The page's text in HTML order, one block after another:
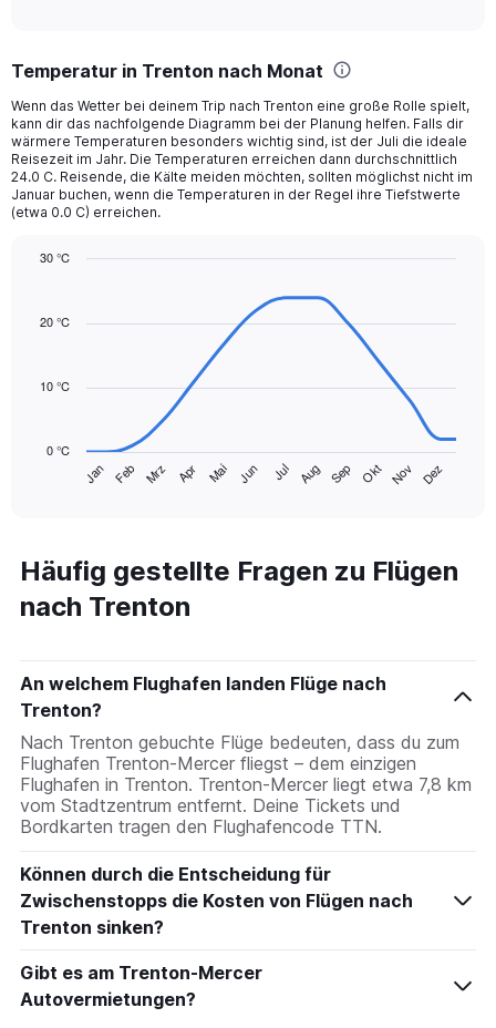
Range:
categories.
The
chart
has
1
Y
displaying
Temperatur in Trenton nach Monat
Wenn das Wetter bei deinem Trip nach Trenton eine große Rolle spielt,
kann dir das nachfolgende Diagramm bei der Planung helfen. Falls dir
wärmere Temperaturen besonders wichtig sind, ist der Juli die ideale
Reisezeit im Jahr. Die Temperaturen erreichen dann durchschnittlich
24.0 C. Reisende, die Kälte meiden möchten, sollten möglichst nicht im
Januar buchen, wenn die Temperaturen in der Regel ihre Tiefstwerte
(etwa 0.0 C) erreichen.
with
has
categories.
Range:
14
chart
has
1
axis
displaying
values.
Range:
0
to
30.
Jan Feb Mrz Apr Mai Jun Jul Aug Sep Okt Nov Dez
0 °C
10 °C
20 °C
30 °C
Häufig gestellte Fragen zu Flügen
nach Trenton
An welchem Flughafen landen Flüge nach
Trenton?
Nach Trenton gebuchte Flüge bedeuten, dass du zum
Flughafen Trenton-Mercer fliegst – dem einzigen
Flughafen in Trenton. Trenton-Mercer liegt etwa 7,8 km
vom Stadtzentrum entfernt. Deine Tickets und
Bordkarten tragen den Flughafencode TTN.
Können durch die Entscheidung für
Zwischenstopps die Kosten von Flügen nach
Trenton sinken?
Gibt es am Trenton-Mercer
Autovermietungen?